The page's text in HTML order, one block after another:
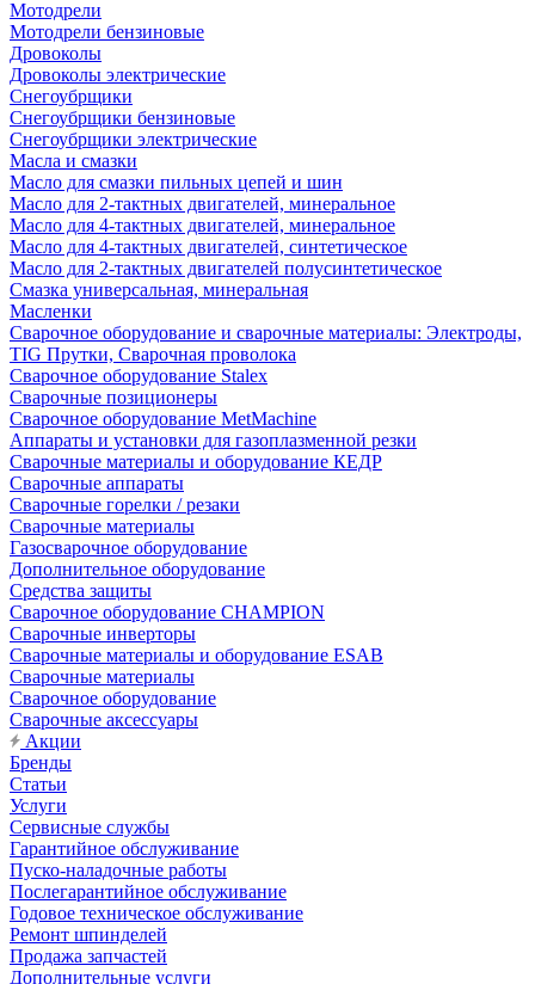
Мотодрели
Мотодрели бензиновые
Дровоколы
Дровоколы электрические
Снегоубрщики
Снегоубрщики бензиновые
Снегоубрщики электрические
Масла и смазки
Масло для смазки пильных цепей и шин
Масло для 2-тактных двигателей, минеральное
Масло для 4-тактных двигателей, минеральное
Масло для 4-тактных двигателей, синтетическое
Масло для 2-тактных двигателей полусинтетическое
Смазка универсальная, минеральная
Масленки
Сварочное оборудование и сварочные материалы: Электроды,
TIG Прутки, Сварочная проволока
Сварочное оборудование Stalex
Сварочные позиционеры
Сварочное оборудование MetMachine
Аппараты и установки для газоплазменной резки
Сварочные материалы и оборудование КЕДР
Сварочные аппараты
Сварочные горелки / резаки
Сварочные материалы
Газосварочное оборудование
Дополнительное оборудование
Средства защиты
Сварочное оборудование CHAMPION
Сварочные инверторы
Сварочные материалы и оборудование ESAB
Сварочные материалы
Сварочное оборудование
Сварочные аксессуары
Акции
Бренды
Статьи
Услуги
Сервисные службы
Гарантийное обслуживание
Пуско-наладочные работы
Послегарантийное обслуживание
Годовое техническое обслуживание
Ремонт шпинделей
Продажа запчастей
Дополнительные услуги